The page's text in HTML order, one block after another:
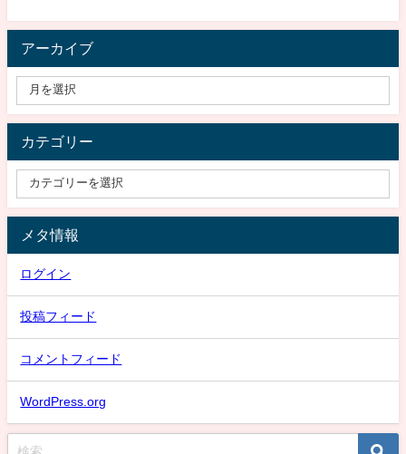
アーカイブ
カテゴリー
メタ情報
ログイン
投稿フィード
コメントフィード
WordPress.org